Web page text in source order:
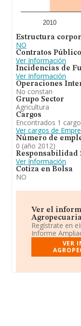
2010
Estructura
NO
Contratos
Ver Información
Incidencias de
Ver Información
Operaciones
No constan
Grupo Sector
Agricultura
Cargos
Encontrados 1
Ver cargos de
Número de
0 (año 2012)
Ver Información
Cotiza en Bolsa
NO
Ver el
Regístrate en
Informe
VER